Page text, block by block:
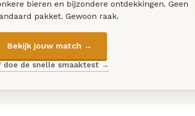
bieren en bijzondere ontdekkingen. Geen
pakket. Gewoon raak.
Bekijk jouw match →
doe de snelle smaaktest →